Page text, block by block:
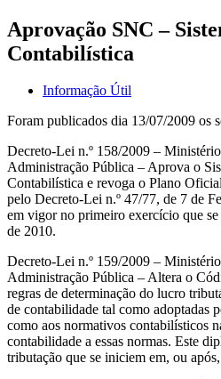
Aprovação SNC –
Contabilística
Informação Útil
Foram publicados dia 13/07/2009 os
Decreto-Lei n.º 158/2009 –
Administração Pública – Aprova o
Contabilística e revoga o Plano
pelo Decreto-Lei n.º 47/77, de 7 de
em vigor no primeiro exercício que
de 2010.
Decreto-Lei n.º 159/2009 –
Administração Pública – Altera o
regras de determinação do lucro
de contabilidade tal como adoptadas
como aos normativos contabilísticos
contabilidade a essas normas. Este
tributação que se iniciem em, ou